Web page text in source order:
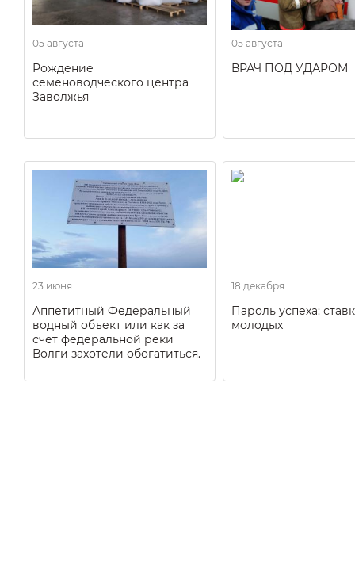
05 августа
Рождение
семеноводческого центра
Заволжья
05 августа
ВРАЧ ПОД УДАРОМ
23 июня
Аппетитный Федеральный
водный объект или как за
счёт федеральной реки
Волги захотели обогатиться.
18 декабря
Пароль успеха:
молодых